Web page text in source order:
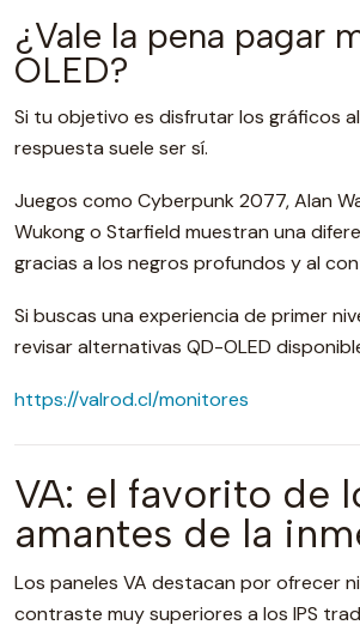
¿Vale la pena pagar
OLED?
Si tu objetivo es disfrutar los gráficos al
respuesta suele ser sí.
Juegos como Cyberpunk 2077, Alan
Wukong o Starfield muestran una
gracias a los negros profundos y al
Si buscas una experiencia de primer
revisar alternativas QD-OLED
https://valrod.cl/monitores
VA: el favorito de
amantes de la
Los paneles VA destacan por ofrecer
contraste muy superiores a los IPS